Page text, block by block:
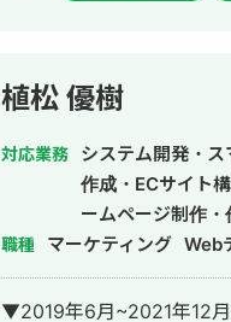
植松 優樹
対応業務
システム開発・ス
作成・ECサイト
ームページ制作
職種 マーケティング Web
▼2019年6月~2021年12